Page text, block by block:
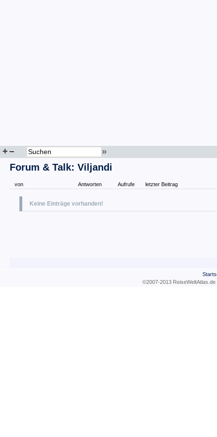
+– »
Forum & Talk: Viljandi
von Antworten Aufrufe letzter Beitrag
Keine Einträge vorhanden!
©2007-2013